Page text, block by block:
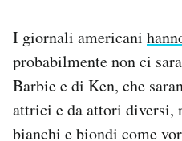
I giornali americani
probabilmente non ci
Barbie e di Ken, che
attrici e da attori diversi,
bianchi e biondi come